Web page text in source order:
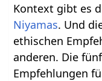
Kontext gibt es
Niyamas. Und
ethischen
anderen. Die
Empfehlungen